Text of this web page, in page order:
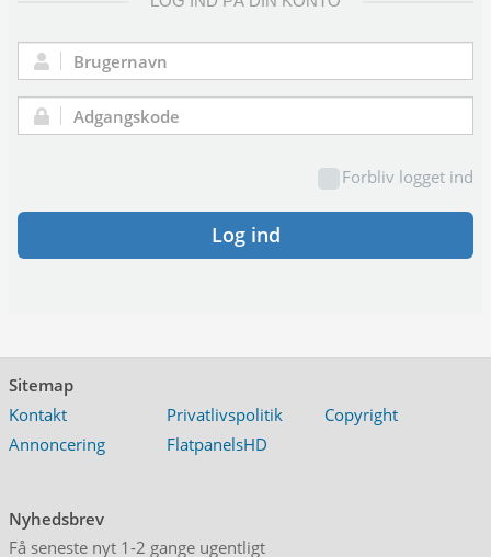
Brugernavn:
Adgangskode:
Forbliv logget ind
Log ind
Sitemap
Kontakt
Privatlivspolitik
Copyright
Annoncering
FlatpanelsHD
Nyhedsbrev
Få seneste nyt 1-2 gange ugentligt